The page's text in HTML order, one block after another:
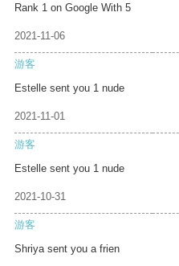
Rank 1 on Google With 5
2021-11-06
游客
Estelle sent you 1 nude
2021-11-01
游客
Estelle sent you 1 nude
2021-10-31
游客
Shriya sent you a frien